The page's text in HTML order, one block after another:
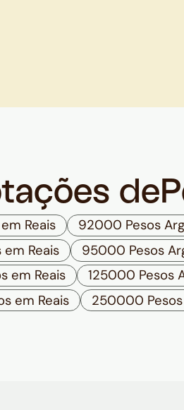
de
Reais 92000 Pesos
Reais
95000 Pesos
em Reais
125000 Pesos
em Reais
250000